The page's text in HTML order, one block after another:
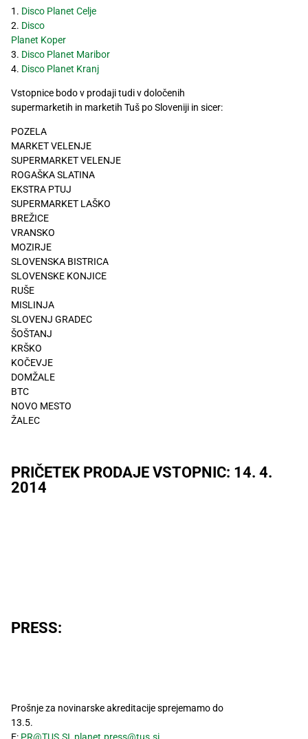
1. Disco Planet Celje
2. Disco
Planet Koper
3. Disco Planet Maribor
4. Disco Planet Kranj
Vstopnice bodo v prodaji tudi v določenih
supermarketih in marketih Tuš po Sloveniji in sicer:
POZELA
MARKET VELENJE
SUPERMARKET VELENJE
ROGAŠKA SLATINA
EKSTRA PTUJ
SUPERMARKET LAŠKO
BREŽICE
VRANSKO
MOZIRJE
SLOVENSKA BISTRICA
SLOVENSKE KONJICE
RUŠE
MISLINJA
SLOVENJ GRADEC
ŠOŠTANJ
KRŠKO
KOČEVJE
DOMŽALE
BTC
NOVO MESTO
ŽALEC
PRIČETEK PRODAJE VSTOPNIC: 14. 4.
2014
PRESS:
Prošnje za novinarske akreditacije sprejemamo do
13.5.
E: PR@TUS.SI, planet.press@tus.si.